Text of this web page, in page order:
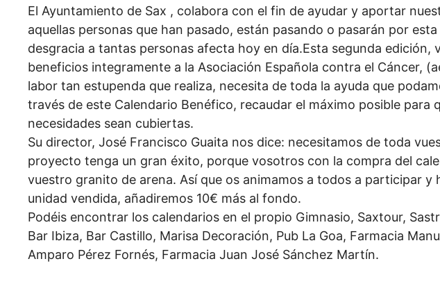
El Ayuntamiento de Sax , colabora con el fin de ayudar y aportar
aquellas personas que han pasado, están pasando o pasarán por
desgracia a tantas personas afecta hoy en día.Esta segunda edición,
beneficios integramente a la Asociación Española contra el Cáncer,
labor tan estupenda que realiza, necesita de toda la ayuda que
través de este Calendario Benéfico, recaudar el máximo posible para
necesidades sean cubiertas.
Su director, José Francisco Guaita nos dice: necesitamos de toda
proyecto tenga un gran éxito, porque vosotros con la compra del
vuestro granito de arena. Así que os animamos a todos a participar y
unidad vendida, añadiremos 10€ más al fondo.
Podéis encontrar los calendarios en el propio Gimnasio, Saxtour,
Bar Ibiza, Bar Castillo, Marisa Decoración, Pub La Goa, Farmacia
Amparo Pérez Fornés, Farmacia Juan José Sánchez Martín.